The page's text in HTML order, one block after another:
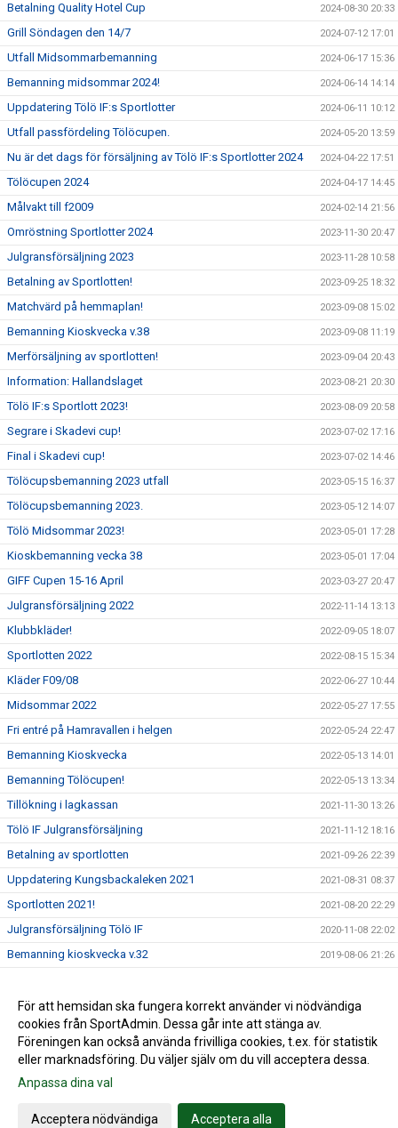
Betalning Quality Hotel Cup 2024-08-30 20:33
Grill Söndagen den 14/7 2024-07-12 17:01
Utfall Midsommarbemanning 2024-06-17 15:36
Bemanning midsommar 2024! 2024-06-14 14:14
Uppdatering Tölö IF:s Sportlotter 2024-06-11 10:12
Utfall passfördeling Tölöcupen. 2024-05-20 13:59
Nu är det dags för försäljning av Tölö IF:s Sportlotter 2024 2024-04-22 17:51
Tölöcupen 2024 2024-04-17 14:45
Målvakt till f2009 2024-02-14 21:56
Omröstning Sportlotter 2024 2023-11-30 20:47
Julgransförsäljning 2023 2023-11-28 10:58
Betalning av Sportlotten! 2023-09-25 18:32
Matchvärd på hemmaplan! 2023-09-08 15:02
Bemanning Kioskvecka v.38 2023-09-08 11:19
Merförsäljning av sportlotten! 2023-09-04 20:43
Information: Hallandslaget 2023-08-21 20:30
Tölö IF:s Sportlott 2023! 2023-08-09 20:58
Segrare i Skadevi cup! 2023-07-02 17:16
Final i Skadevi cup! 2023-07-02 14:46
Tölöcupsbemanning 2023 utfall 2023-05-15 16:37
Tölöcupsbemanning 2023. 2023-05-12 14:07
Tölö Midsommar 2023! 2023-05-01 17:28
Kioskbemanning vecka 38 2023-05-01 17:04
GIFF Cupen 15-16 April 2023-03-27 20:47
Julgransförsäljning 2022 2022-11-14 13:13
Klubbkläder! 2022-09-05 18:07
Sportlotten 2022 2022-08-15 15:34
Kläder F09/08 2022-06-27 10:44
Midsommar 2022 2022-05-27 17:55
Fri entré på Hamravallen i helgen 2022-05-24 22:47
Bemanning Kioskvecka 2022-05-13 14:01
Bemanning Tölöcupen! 2022-05-13 13:34
Tillökning i lagkassan 2021-11-30 13:26
Tölö IF Julgransförsäljning 2021-11-12 18:16
Betalning av sportlotten 2021-09-26 22:39
Uppdatering Kungsbackaleken 2021 2021-08-31 08:37
Sportlotten 2021! 2021-08-20 22:29
Julgransförsäljning Tölö IF 2020-11-08 22:02
Bemanning kioskvecka v.32 2019-08-06 21:26
Ingen träning idag 29/11 2018-11-29 11:40
Vädjan från Tölö IF! 2018-06-18 19:52
Gå till Webbversion
För att hemsidan ska fungera korrekt använder vi nödvändiga
cookies från SportAdmin. Dessa går inte att stänga av.
Föreningen kan också använda frivilliga cookies, t.ex. för statistik
eller marknadsföring. Du väljer själv om du vill acceptera dessa.
Anpassa dina val
Acceptera nödvändiga Acceptera alla